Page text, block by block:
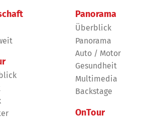
Panorama
Überblick
Panorama
Auto / Motor
Gesundheit
Multimedia
Backstage
OnTour